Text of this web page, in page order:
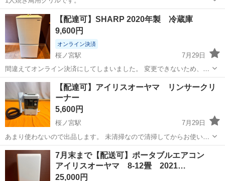
大阪 大阪市 桜ノ宮駅
【配達可】SHARP 2020年製 冷蔵庫
9,600円
オンライン決済
桜ノ宮駅
7月29日
間違えてオンライン決済にしてしまいました。 変更できないため、現
金でのお支払いお願いします。 実家の整理中です。 最近まで使用して
いました。 〜商品詳細〜 メーカー:SHARP 年式:2020年製 ...
大阪 大阪市 桜ノ宮駅 キッチン家電 SHARP
【配達可】アイリスオーヤマ リンサークリ
ーナー
5,600円
桜ノ宮駅
7月29日
あまり使わないので出品します。 未清掃なので清掃してからお使いく
ださい。 あまり使用していませんが、猫を飼っていたので気になる方
はご遠慮ください。 〜商品詳細〜 メーカー:アイリスオーヤマ IRIS
OYAMA 年式:2...
大阪 大阪市 桜ノ宮駅 生活家電 リンサークリーナー
7月末まで【配送可】ポータブルエアコン
アイリスオーヤマ 8-12畳 2021…
25,000円